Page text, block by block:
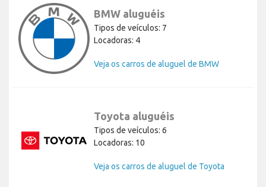
BMW aluguéis
Tipos de veículos: 7
Locadoras: 4
Veja os carros de aluguel de BMW
Toyota aluguéis
Tipos de veículos: 6
Locadoras: 10
Veja os carros de aluguel de Toyota